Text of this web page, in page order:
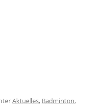
Aktuelles, Badminton,